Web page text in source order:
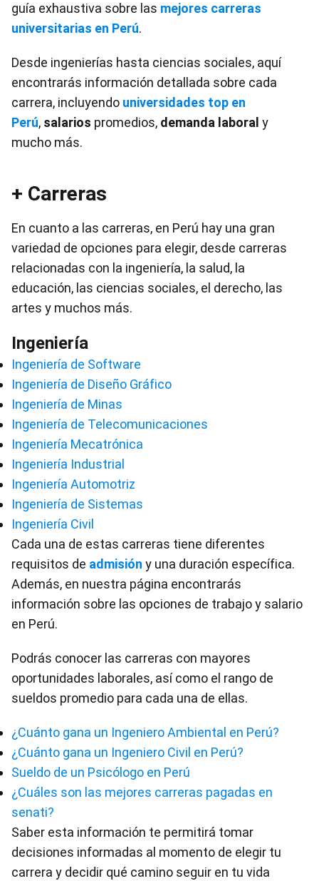
guía exhaustiva sobre las mejores carreras
universitarias en Perú.
Desde ingenierías hasta ciencias sociales, aquí
encontrarás información detallada sobre cada
carrera, incluyendo universidades top en
Perú, salarios promedios, demanda laboral y
mucho más.
+ Carreras
En cuanto a las carreras, en Perú hay una gran
variedad de opciones para elegir, desde carreras
relacionadas con la ingeniería, la salud, la
educación, las ciencias sociales, el derecho, las
artes y muchos más.
Ingeniería
Ingeniería de Software
Ingeniería de Diseño Gráfico
Ingeniería de Minas
Ingeniería de Telecomunicaciones
Ingeniería Mecatrónica
Ingeniería Industrial
Ingeniería Automotriz
Ingeniería de Sistemas
Ingeniería Civil
Cada una de estas carreras tiene diferentes
requisitos de admisión y una duración específica.
Además, en nuestra página encontrarás
información sobre las opciones de trabajo y salario
en Perú.
Podrás conocer las carreras con mayores
oportunidades laborales, así como el rango de
sueldos promedio para cada una de ellas.
¿Cuánto gana un Ingeniero Ambiental en Perú?
¿Cuánto gana un Ingeniero Civil en Perú?
Sueldo de un Psicólogo en Perú
¿Cuáles son las mejores carreras pagadas en
senati?
Saber esta información te permitirá tomar
decisiones informadas al momento de elegir tu
carrera y decidir qué camino seguir en tu vida